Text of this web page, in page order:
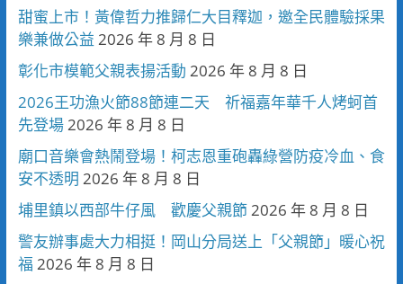
甜蜜上市！黃偉哲力推歸仁大目釋迦，邀全民體驗採果
樂兼做公益 2026 年 8 月 8 日
彰化市模範父親表揚活動 2026 年 8 月 8 日
2026王功漁火節88節連二天 祈福嘉年華千人烤蚵首
先登場2026 年 8 月 8 日
廟口音樂會熱鬧登場！柯志恩重砲轟綠營防疫冷血、食
安不透明 2026 年 8 月 8 日
埔里鎮以西部牛仔風 歡慶父親節2026 年 8 月 8 日
警友辦事處大力相挺！岡山分局送上「父親節」暖心祝
福 2026 年 8 月 8 日